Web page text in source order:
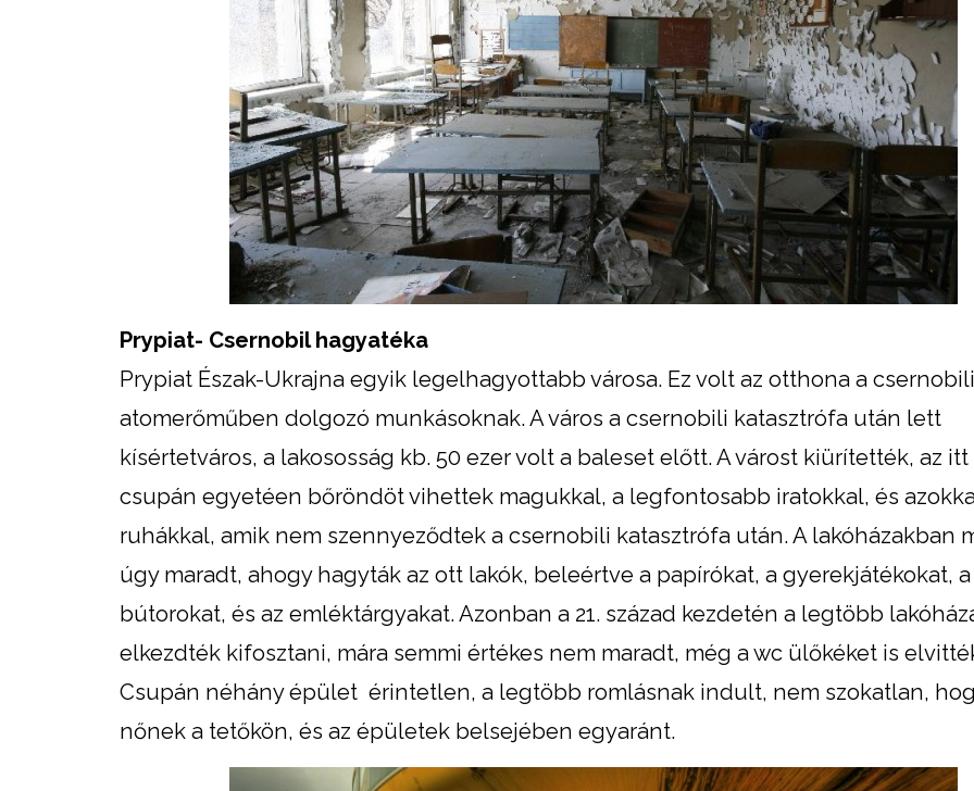
Prypiat- Csernobil hagyatéka
Prypiat Észak-Ukrajna egyik legelhagyottabb városa. Ez volt az otthona a csernobili
atomerőműben dolgozó munkásoknak. A város a csernobili katasztrófa után lett
kísértetváros, a lakososság kb. 50 ezer volt a baleset előtt. A várost kiürítették, az
csupán egyetéen bőröndöt vihettek magukkal, a legfontosabb iratokkal, és
ruhákkal, amik nem szennyeződtek a csernobili katasztrófa után. A lakóházakban
úgy maradt, ahogy hagyták az ott lakók, beleértve a papírókat, a gyerekjátékokat, a
bútorokat, és az emléktárgyakat. Azonban a 21. század kezdetén a legtöbb
elkezdték kifosztani, mára semmi értékes nem maradt, még a wc ülőkéket is
Csupán néhány épület érintetlen, a legtöbb romlásnak indult, nem szokatlan,
nőnek a tetőkön, és az épületek belsejében egyaránt.